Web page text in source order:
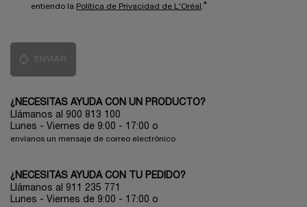
entiendo la Política de Privacidad de L'Oréal .*
ENVIAR
¿NECESITAS AYUDA CON UN PRODUCTO?
Llámanos al 900 813 100
Lunes - Viernes de 9:00 - 17:00 o
envíanos un mensaje de correo electrónico
¿NECESITAS AYUDA CON TU PEDIDO?
Llámanos al 911 235 771
Lunes - Viernes de 9:00 - 17:00 o